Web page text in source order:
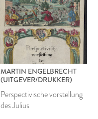
MARTIN ENGELBRECHT
(UITGEVER/DRUKKER)
Perspectivische vorstellung
des Julius